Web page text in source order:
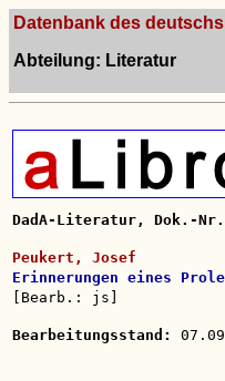
Datenbank des
Abteilung: Literatur
DadA-Literatur, Dok.-Nr.:
Peukert, Josef
Erinnerungen eines
[Bearb.: js]
Bearbeitungsstand: